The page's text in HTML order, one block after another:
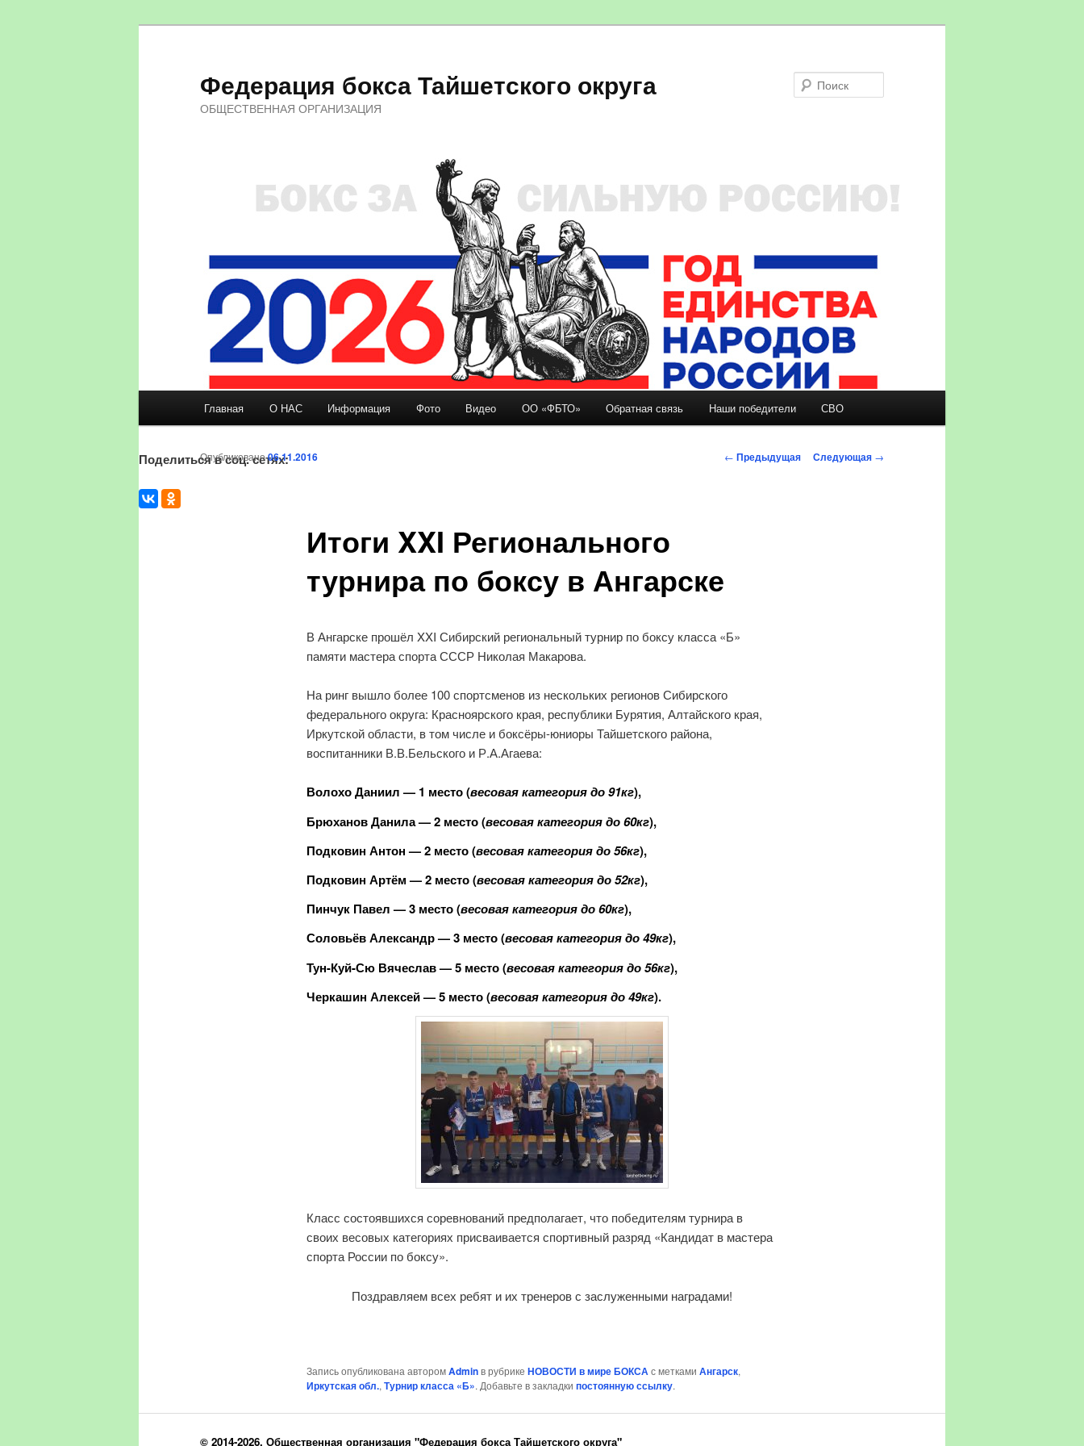
Федерация бокса Тайшетского округа
ОБЩЕСТВЕННАЯ ОРГАНИЗАЦИЯ
Перейти к основному содержимому
Главная О НАС Информация Фото Видео ОО «ФБТО» Обратная связь Наши победители СВО
Навигация по записям
← Предыдущая Следующая →
Итоги XXI Регионального
турнира по боксу в Ангарске
Опубликовано06.11.2016
В Ангарске прошёл XXI Сибирский региональный турнир по боксу класса «Б»
памяти мастера спорта СССР Николая Макарова.
На ринг вышло более 100 спортсменов из нескольких регионов Сибирского
федерального округа: Красноярского края, республики Бурятия, Алтайского края,
Иркутской области, в том числе и боксёры-юниоры Тайшетского района,
воспитанники В.В.Бельского и Р.А.Агаева:
Волохо Даниил — 1 место (весовая категория до 91кг),
Брюханов Данила — 2 место (весовая категория до 60кг),
Подковин Антон — 2 место (весовая категория до 56кг),
Подковин Артём — 2 место (весовая категория до 52кг),
Пинчук Павел — 3 место (весовая категория до 60кг),
Соловьёв Александр — 3 место (весовая категория до 49кг),
Тун-Куй-Сю Вячеслав — 5 место (весовая категория до 56кг),
Черкашин Алексей — 5 место (весовая категория до 49кг).
Класс состоявшихся соревнований предполагает, что победителям турнира в
своих весовых категориях присваивается спортивный разряд «Кандидат в мастера
спорта России по боксу».
Поздравляем всех ребят и их тренеров с заслуженными наградами!
Запись опубликована авторомAdminв рубрике НОВОСТИ в мире БОКСАс метками Ангарск,
Иркутская обл.,Турнир класса «Б». Добавьте в закладки постоянную ссылку.
Поделиться в соц. сетях:
© 2014-2026, Общественная организация "Федерация бокса Тайшетского округа"